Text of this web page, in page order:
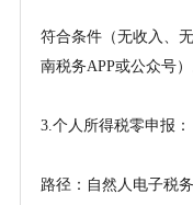
符合条件（无收入、
南税务APP或公众号）
3.个人所得税零申报：
路径：自然人电子税